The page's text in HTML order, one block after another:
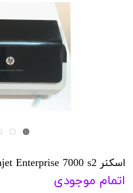
اسکنر HP Scanjet Enterprise 7000 s2
اتمام موجودی